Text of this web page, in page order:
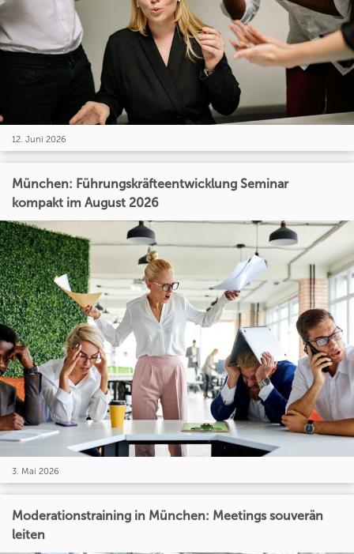
12. Juni 2026
München: Führungskräfteentwicklung Seminar
kompakt im August 2026
3. Mai 2026
Moderationstraining in München: Meetings souverän
leiten